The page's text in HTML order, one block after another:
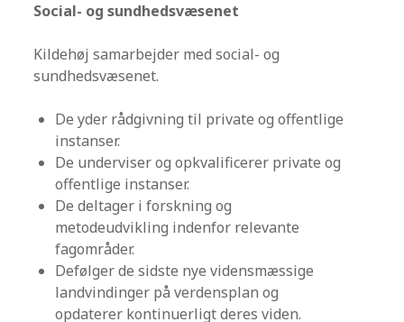
Social- og sundhedsvæsenet
Kildehøj samarbejder med social- og
sundhedsvæsenet.
De yder rådgivning til private og offentlige
instanser.
De underviser og opkvalificerer private og
offentlige instanser.
De deltager i forskning og
metodeudvikling indenfor relevante
fagområder.
Defølger de sidste nye vidensmæssige
landvindinger på verdensplan og
opdaterer kontinuerligt deres viden.